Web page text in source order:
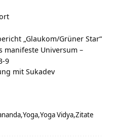
„Glaukom/Grüner Star“
manifeste Universum –
9
mit Sukadev
Yoga Yoga Vidya Zitate